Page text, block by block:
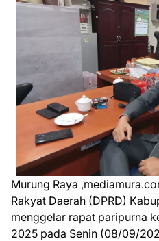
Murung Raya
Rakyat Daerah (DPRD)
menggelar rapat paripurna
2025 pada Senin (08/09/